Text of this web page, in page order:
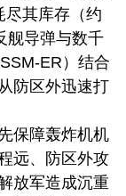
尽其库存（约
舰导弹与数千
ER）结合
防区外迅速打
保障轰炸机机
远、防区外攻
放军造成沉重